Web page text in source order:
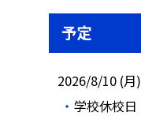
予定
2026/8/10 (月)
学校休校日